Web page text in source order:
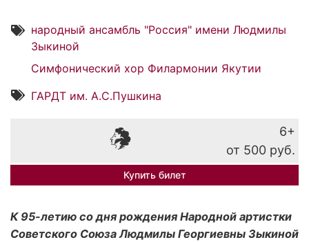
народный ансамбль "Россия" имени Людмилы
Зыкиной
Симфонический хор Филармонии Якутии
ГАРДТ им. А.С.Пушкина
6+
от 500 руб.
Купить билет
К 95-летию со дня рождения Народной артистки
Советского Союза Людмилы Георгиевны Зыкиной